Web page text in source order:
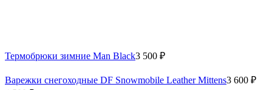
Термобрюки зимние Man Black3 500 ₽
Варежки снегоходные DF Snowmobile Leather Mittens3 600 ₽